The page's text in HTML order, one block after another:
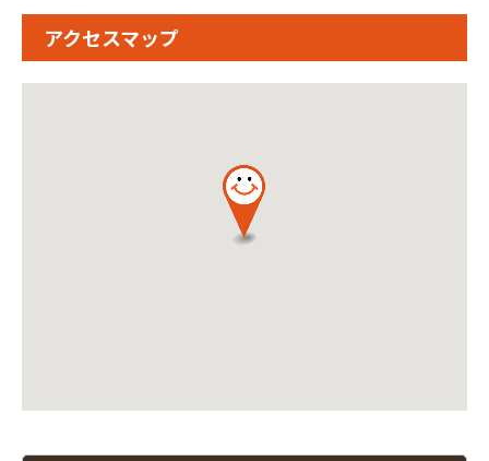
アクセスマップ